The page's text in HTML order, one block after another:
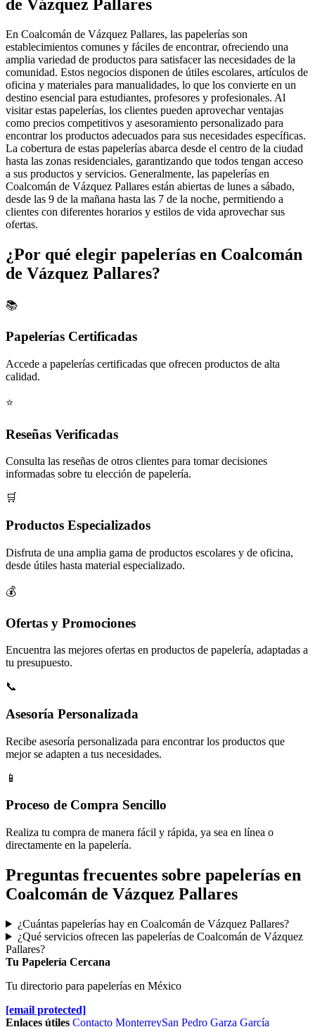
de Vázquez Pallares
En Coalcomán de Vázquez Pallares, las papelerías son
establecimientos comunes y fáciles de encontrar, ofreciendo una
amplia variedad de productos para satisfacer las necesidades de la
comunidad. Estos negocios disponen de útiles escolares, artículos de
oficina y materiales para manualidades, lo que los convierte en un
destino esencial para estudiantes, profesores y profesionales. Al
visitar estas papelerías, los clientes pueden aprovechar ventajas
como precios competitivos y asesoramiento personalizado para
encontrar los productos adecuados para sus necesidades específicas.
La cobertura de estas papelerías abarca desde el centro de la ciudad
hasta las zonas residenciales, garantizando que todos tengan acceso
a sus productos y servicios. Generalmente, las papelerías en
Coalcomán de Vázquez Pallares están abiertas de lunes a sábado,
desde las 9 de la mañana hasta las 7 de la noche, permitiendo a
clientes con diferentes horarios y estilos de vida aprovechar sus
ofertas.
¿Por qué elegir papelerías en Coalcomán
de Vázquez Pallares?
📚
Papelerías Certificadas
Accede a papelerías certificadas que ofrecen productos de alta
calidad.
⭐
Reseñas Verificadas
Consulta las reseñas de otros clientes para tomar decisiones
informadas sobre tu elección de papelería.
🛒
Productos Especializados
Disfruta de una amplia gama de productos escolares y de oficina,
desde útiles hasta material especializado.
💰
Ofertas y Promociones
Encuentra las mejores ofertas en productos de papelería, adaptadas a
tu presupuesto.
📞
Asesoría Personalizada
Recibe asesoría personalizada para encontrar los productos que
mejor se adapten a tus necesidades.
📱
Proceso de Compra Sencillo
Realiza tu compra de manera fácil y rápida, ya sea en línea o
directamente en la papelería.
Preguntas frecuentes sobre papelerías en
Coalcomán de Vázquez Pallares
¿Cuántas papelerías hay en Coalcomán de Vázquez Pallares?
¿Qué servicios ofrecen las papelerías de Coalcomán de Vázquez
Pallares?
Tu Papelería Cercana
Tu directorio para papelerías en México
[email protected]
Enlaces útiles Contacto MonterreySan Pedro Garza García